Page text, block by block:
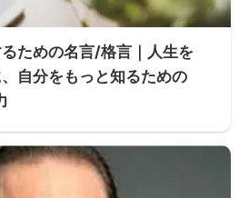
るための名言/格言｜人生を
自分をもっと知るための